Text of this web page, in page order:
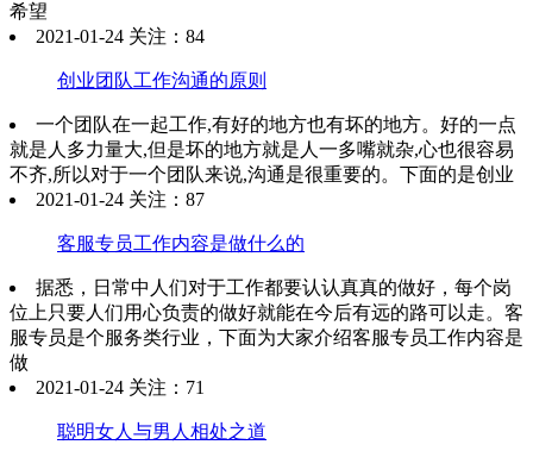
希望
2021-01-24 关注：84
创业团队工作沟通的原则
一个团队在一起工作,有好的地方也有坏的地方。好的一点
就是人多力量大,但是坏的地方就是人一多嘴就杂,心也很容易
不齐,所以对于一个团队来说,沟通是很重要的。下面的是创业
2021-01-24 关注：87
客服专员工作内容是做什么的
据悉，日常中人们对于工作都要认认真真的做好，每个岗
位上只要人们用心负责的做好就能在今后有远的路可以走。客
服专员是个服务类行业，下面为大家介绍客服专员工作内容是
做
2021-01-24 关注：71
聪明女人与男人相处之道